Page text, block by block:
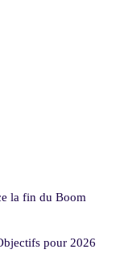
la fin du Boom
pour 2026